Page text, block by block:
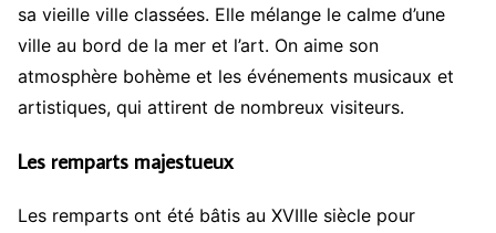
sa vieille ville classées. Elle mélange le calme d’une
ville au bord de la mer et l’art. On aime son
atmosphère bohème et les événements musicaux et
artistiques, qui attirent de nombreux visiteurs.
Les remparts majestueux
Les remparts ont été bâtis au XVIIIe siècle pour